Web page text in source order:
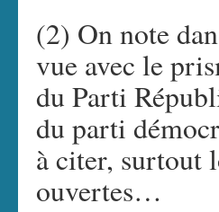
(2) On note
vue avec le
du Parti
du parti
à citer, surtout
ouvertes…